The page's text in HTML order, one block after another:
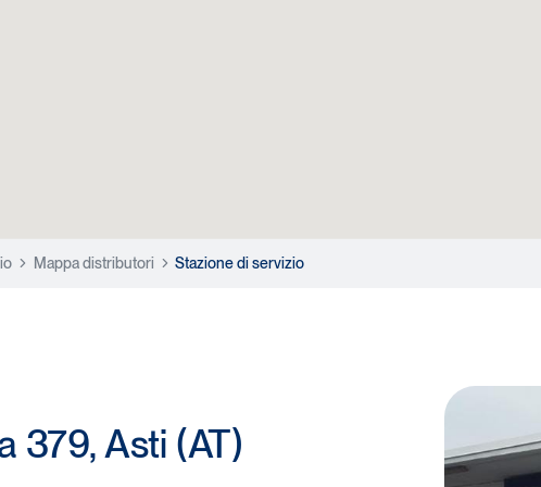
Mappa distributori Stazione di servizio
379, Asti (AT)